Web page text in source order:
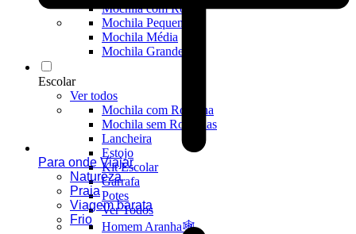
Mochila com Rodas
Mochila Pequena
Mochila Média
Mochila Grande
Escolar
Ver todos
Mochila com Rodinha
Mochila sem Rodinhas
Lancheira
Estojo
Kit Escolar
Garrafa
Potes
Ver Todos
Homem Aranha🕸️
Para onde Viajar
Natureza
Praia
Viagem barata
Frio